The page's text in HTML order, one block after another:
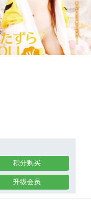
积分购买
升级会员